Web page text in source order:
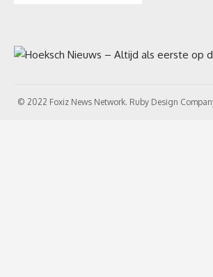
© 2022 Foxiz News Network. Ruby Design